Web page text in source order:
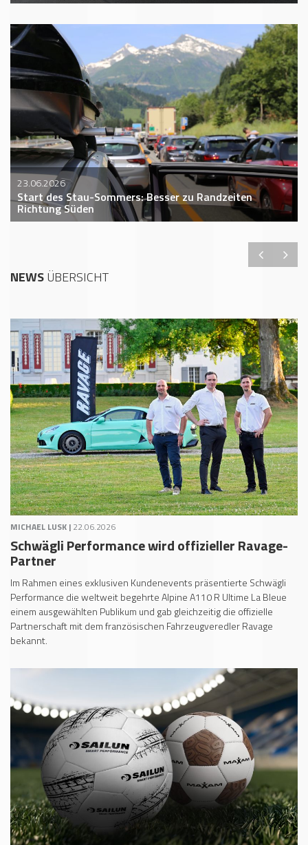
23.06.2026
Start des Stau-Sommers: Besser zu Randzeiten
Richtung Süden
NEWSÜBERSICHT
MICHAEL LUSK | 22.06.2026
Schwägli Performance wird offizieller Ravage-
Partner
Im Rahmen eines exklusiven Kundenevents präsentierte Schwägli
Performance die weltweit begehrte Alpine A110 R Ultime La Bleue
einem ausgewählten Publikum und gab gleichzeitig die offizielle
Partnerschaft mit dem französischen Fahrzeugveredler Ravage
bekannt.